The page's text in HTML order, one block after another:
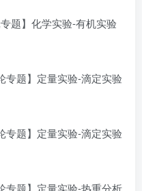
】化学实验-有机实验
题】定量实验-滴定实验
题】定量实验-滴定实验
题】定量实验-热重分析